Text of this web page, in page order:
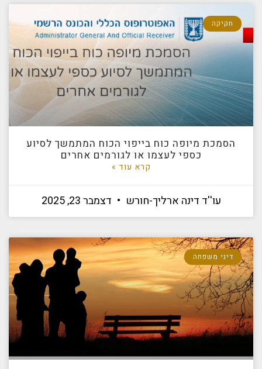
חקיקה
הסמכת מיופה כוח בייפוי הכוח המתמשך לסיוע
כספי לעצמו או לגורמים אחרים
קרא עוד »
עו''ד דינה ארליך-חורש דצמבר 23, 2025
דיני משפחה